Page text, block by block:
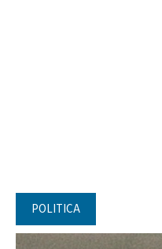
POLITICA